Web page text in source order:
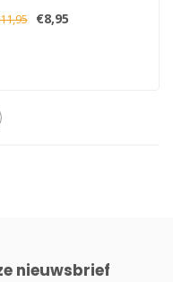
€8,95
nieuwsbrief